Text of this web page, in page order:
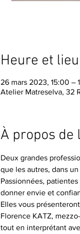
Heure et lieu
26 mars 2023, 15:00 –
Atelier Matreselva, 32
À propos de
Deux grandes
que les autres, dans
Passionnées,
donner envie et
Elles vous
Florence KATZ,
tout en interprétant